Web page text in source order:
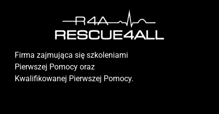
Firma zajmująca się szkoleniami
Pierwszej Pomocy oraz
Kwalifikowanej Pierwszej Pomocy.